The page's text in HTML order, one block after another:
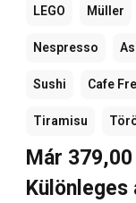
LEGO Müller
Nespresso
Sushi Cafe
Tiramisu
Már
Különleges